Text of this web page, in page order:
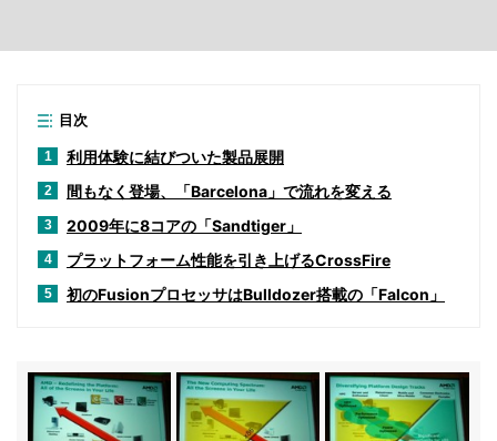
目次
1 利用体験に結びついた製品展開
2 間もなく登場、「Barcelona」で流れを変える
3 2009年に8コアの「Sandtiger」
4 プラットフォーム性能を引き上げるCrossFire
5 初のFusionプロセッサはBulldozer搭載の「Falcon」